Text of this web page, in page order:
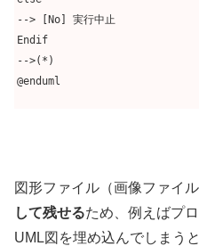
--> [No] 実行中止
Endif
-->(*)
@enduml
図形ファイル（画像ファイ
して残せるため、例えばプ
UML図を埋め込んでしまう